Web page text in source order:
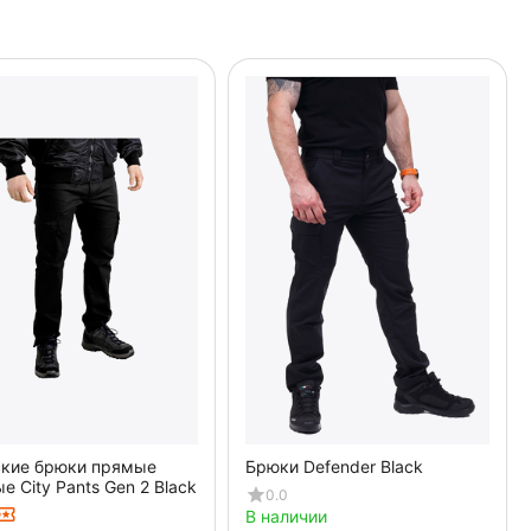
брюки прямые
City Pants Gen 2 Black
Брюки Defender Black
0.0
В наличии